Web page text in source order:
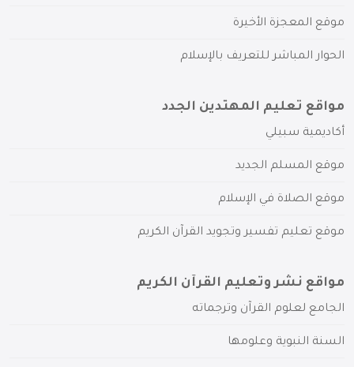
موقع المعجزة الأخيرة
الحوار المباشر للتعريف بالإسلام
مواقع تعليم المهتدين الجدد
أكاديمية سبيلي
موقع المسلم الجديد
موقع الصلاة في الإسلام
موقع تعليم تفسير وتجويد القرآن الكريم
مواقع نشر وتعليم القرآن الكريم
الجامع لعلوم القرآن وترجماته
السنة النبوية وعلومها